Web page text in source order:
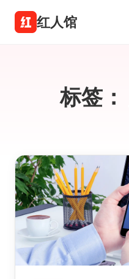
红人馆
标签：